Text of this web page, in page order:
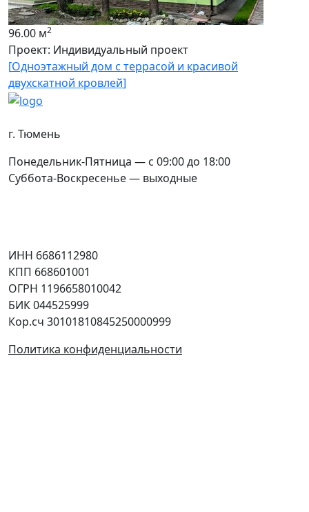
96.00 м2
Проект: Индивидуальный проект
[Одноэтажный дом c террасой и красивой
двухскатной кровлей]
ИНН 6686112980
КПП 668601001
ОГРН 1196658010042
БИК 044525999
Кор.сч 30101810845250000999
Политика конфиденциальности
г. Тюмень
Понедельник-Пятница — с 09:00 до 18:00
Суббота-Воскресенье — выходные